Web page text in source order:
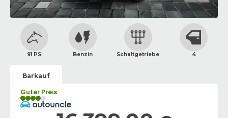
91 PS Benzin Schaltgetriebe 4
Barkauf
Guter Preis